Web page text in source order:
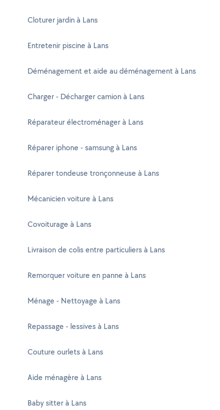
Cloturer jardin à Lans
Entretenir piscine à Lans
Déménagement et aide au déménagement à Lans
Charger - Décharger camion à Lans
Réparateur électroménager à Lans
Réparer iphone - samsung à Lans
Réparer tondeuse tronçonneuse à Lans
Mécanicien voiture à Lans
Covoiturage à Lans
Livraison de colis entre particuliers à Lans
Remorquer voiture en panne à Lans
Ménage - Nettoyage à Lans
Repassage - lessives à Lans
Couture ourlets à Lans
Aide ménagère à Lans
Baby sitter à Lans